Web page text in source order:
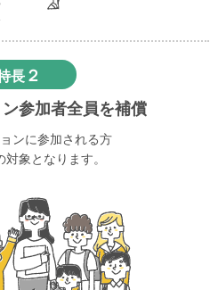
長 ２
参加者全員を補償
ンに参加される方
象となります。